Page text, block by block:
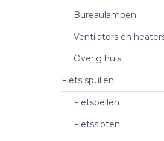
Bureaulampen
Ventilators en
Overig huis
Fiets spullen
Fietsbellen
Fietssloten